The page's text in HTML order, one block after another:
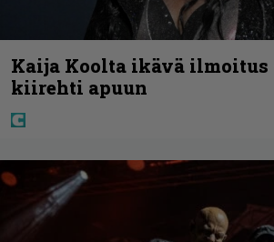
Kaija Koolta ikävä ilmoitus
kiirehti apuun